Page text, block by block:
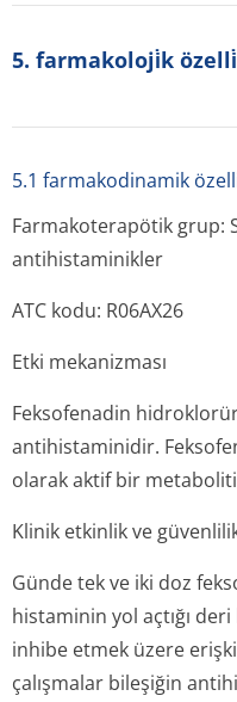
5. farmakoloji̇k
5.1 farmakodinamik
Farmakoterapötik grup:
antihistaminikler
ATC kodu: R06AX26
Etki mekanizması
Feksofenadin
antihistaminidir.
olarak aktif bir
Klinik etkinlik ve
Günde tek ve iki doz
histaminin yol açtığı deri
inhibe etmek üzere
çalışmalar bileşiğin